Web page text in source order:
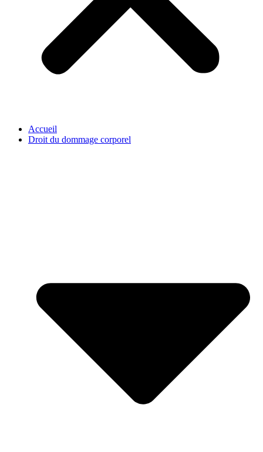
Accueil
Droit du dommage corporel